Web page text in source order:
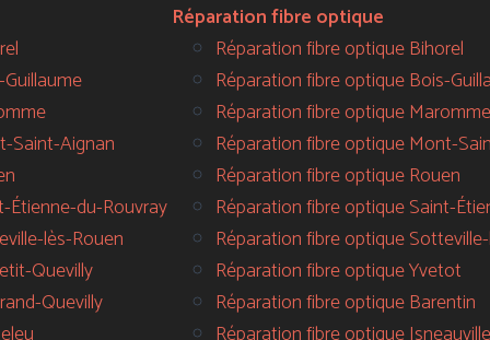
Saint-Aignan
Étienne-du-Rouvray
lès-Rouen
Quevilly
Quevilly
Réparation fibre optique
Réparation fibre optique Bihorel
Réparation fibre optique Bois-
Réparation fibre optique Maromme
Réparation fibre optique Mont-
Réparation fibre optique Rouen
Réparation fibre optique Saint-
Réparation fibre optique
Réparation fibre optique Yvetot
Réparation fibre optique Barentin